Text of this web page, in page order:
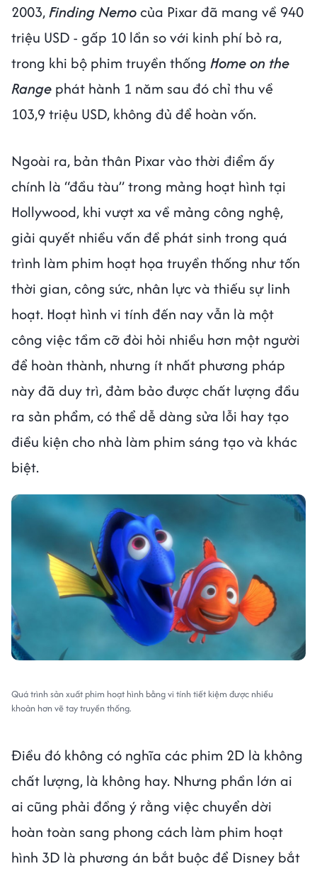
2003,Finding Nemocủa Pixar đã mang về 940
triệu USD - gấp 10 lần so với kinh phí bỏ ra,
trong khi bộ phim truyền thống Home on the
Range phát hành 1 năm sau đó chỉ thu về
103,9 triệu USD, không đủ để hoàn vốn.
Ngoài ra, bản thân Pixar vào thời điểm ấy
chính là “đầu tàu” trong mảng hoạt hình tại
Hollywood, khi vượt xa về mảng công nghệ,
giải quyết nhiều vấn đề phát sinh trong quá
trình làm phim hoạt họa truyền thống như tốn
thời gian, công sức, nhân lực và thiếu sự linh
hoạt. Hoạt hình vi tính đến nay vẫn là một
công việc tầm cỡ đòi hỏi nhiều hơn một người
để hoàn thành, nhưng ít nhất phương pháp
này đã duy trì, đảm bảo được chất lượng đầu
ra sản phẩm, có thể dễ dàng sửa lỗi hay tạo
điều kiện cho nhà làm phim sáng tạo và khác
biệt.
Quá trình sản xuất phim hoạt hình bằng vi tính tiết kiệm được nhiều
khoản hơn vẽ tay truyền thống.
Điều đó không có nghĩa các phim 2D là không
chất lượng, là không hay. Nhưng phần lớn ai
ai cũng phải đồng ý rằng việc chuyển dời
hoàn toàn sang phong cách làm phim hoạt
hình 3D là phương án bắt buộc để Disney bắt